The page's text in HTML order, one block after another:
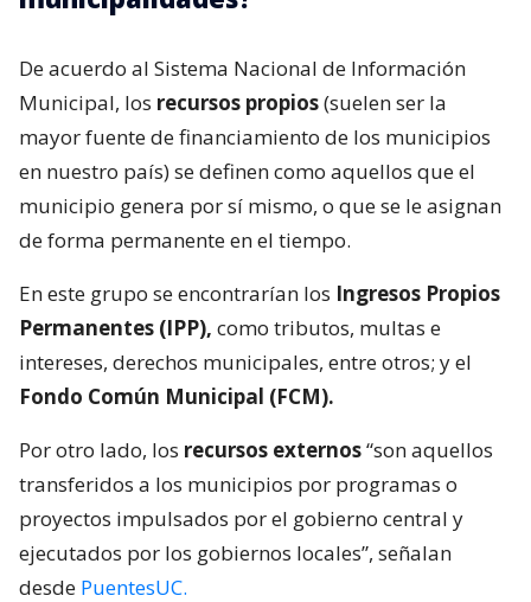
De acuerdo al Sistema Nacional de Información
Municipal, los recursos propios(suelen ser la
mayor fuente de financiamiento de los municipios
en nuestro país) se definen como aquellos que el
municipio genera por sí mismo, o que se le asignan
de forma permanente en el tiempo.
En este grupo se encontrarían los Ingresos Propios
Permanentes (IPP), como tributos, multas e
intereses, derechos municipales, entre otros; y el
Fondo Común Municipal (FCM).
Por otro lado, los recursos externos“son aquellos
transferidos a los municipios por programas o
proyectos impulsados por el gobierno central y
ejecutados por los gobiernos locales”, señalan
desde PuentesUC.